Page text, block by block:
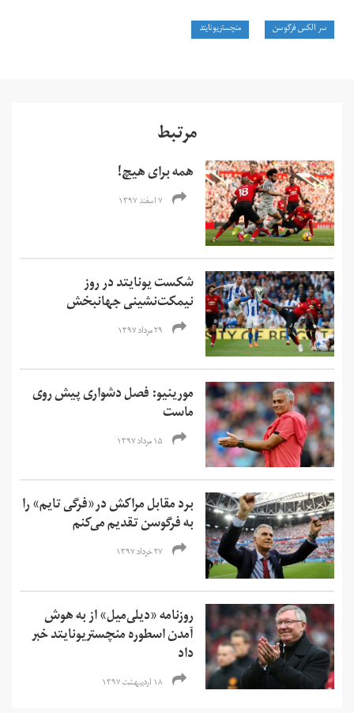
سر الکس فرگوسن منچستریونایتد
مرتبط
همه برای هیچ!
۷ اسفند ۱۳۹۷
شکست یونایتد در روز
نیمکت‌نشینی جهانبخش
۲۹ مرداد ۱۳۹۷
مورینیو: فصل دشواری پیش روی
ماست
۱۵ مرداد ۱۳۹۷
برد مقابل مراکش در«فرگی تایم» را
به فرگوسن تقدیم می‌کنم
۲۷ خرداد ۱۳۹۷
روزنامه «دیلی‌میل» از به هوش
آمدن اسطوره منچستریونایتد خبر
داد
۱۸ اردیبهشت ۱۳۹۷